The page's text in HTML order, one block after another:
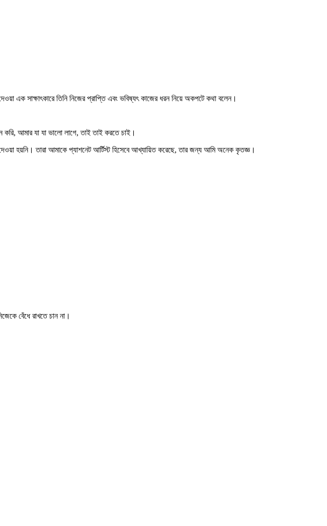
এক সাক্ষাৎকারে তিনি নিজের প্রাপ্তি এবং ভবিষ্যৎ কাজের ধরন নিয়ে অকপটে কথা বলেন।
আমার যা যা ভালো লাগে, তাই তাই করতে চাই।
হয়নি। তারা আমাকে প্যাশনেট আর্টিস্ট হিসেবে আখ্যায়িত করেছে, তার জন্য আমি অনেক কৃতজ্ঞ।
বেঁধে রাখতে চান না।